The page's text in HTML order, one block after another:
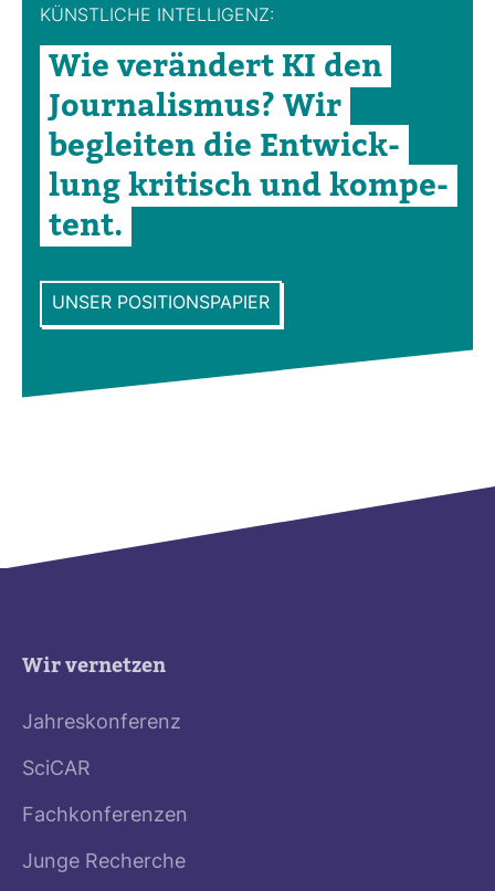
KÜNST­LICHE INTEL­LI­GENZ:
Wie ver­än­dert KI den
Jour­na­lismus? Wir
begleiten die Ent­wick­
lung kri­tisch und kom­pe­
tent.
UNSER POSITIONSPAPIER
Wir vernetzen
Jahreskonferenz
SciCAR
Fachkonferenzen
Junge Recherche